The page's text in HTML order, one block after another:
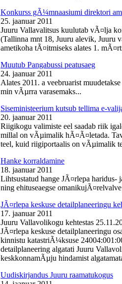
Konkurss gÃ¼mnaasiumi direktori
25. jaanuar 2011
Juuru Vallavalitsus kuulutab vÃ¤lja
(Tallinna mnt 18, Juuru alevik, Juuru
ametikoha tÃ¤itmiseks alates 1.
Muutub Pangabussi peatusaeg
24. jaanuar 2011
Alates 2011. a veebruarist
min vÃµrra varasemaks...
Siseministeerium kutsub tellima e-
20. jaanuar 2011
Riigikogu valimiste eel saadab riik
millal on vÃµimalik hÃ¤Ã¤letada.
teel, kuid riigiportaalis on vÃµimalik
Hanke korraldamine
18. jaanuar 2011
Lihtsustatud hange JÃ¤rlepa
ning ehituseaegse
JÃ¤rlepa keskuse detailplaneeringu
17. jaanuar 2011
Juuru Vallavolikogu kehtestas
JÃ¤rlepa keskuse detailplaneeringu
kinnistu katastriÃ¼ksuse
detailplaneering algatati Juuru
keskkonnamÃµju hindamist
Uudiskirjandus Juuru raamatukogus